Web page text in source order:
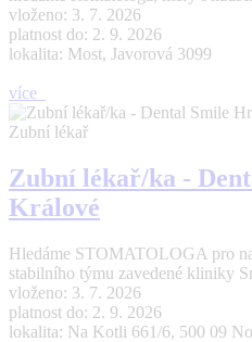
vloženo: 3. 7. 2026
platnost do: 2. 9. 2026
lokalita: Most, Javorová 3099
více
Zubní lékař
Zubní lékař/ka -
Králové
Hledáme STOMATOLOGA pro
stabilního týmu zavedené kliniky
vloženo: 3. 7. 2026
platnost do: 2. 9. 2026
lokalita: Na Kotli 661/6, 500 09